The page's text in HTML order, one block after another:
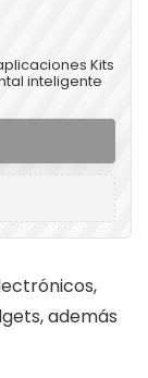
Kits
inteligente
además